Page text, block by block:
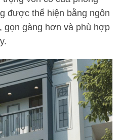
được thể hiện bằng ngôn
gọn gàng hơn và phù hợp